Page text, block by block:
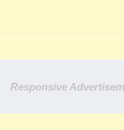
Responsive